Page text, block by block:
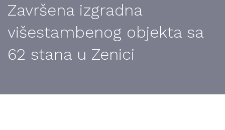
Završena izgradna
višestambenog objekta sa
62 stana u Zenici